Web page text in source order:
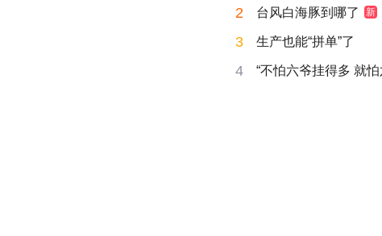
2 台风白海豚到哪了 新
3 生产也能“拼单”了
4 “不怕六爷挂得多 就